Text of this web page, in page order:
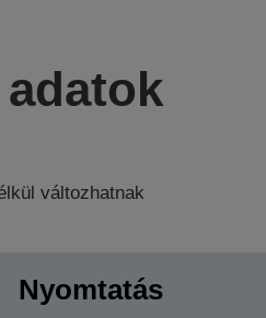
változhatnak
Nyomtatás